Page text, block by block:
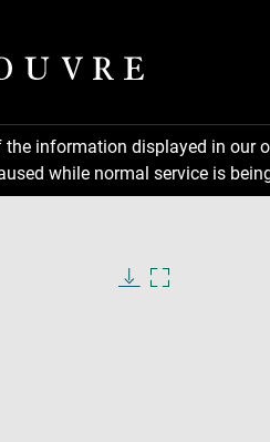
information displayed in
while normal service is